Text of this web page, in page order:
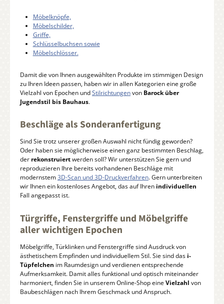
Möbelknöpfe,
Möbelschilder,
Griffe,
Schlüsselbuchsen sowie
Möbelschlösser.
Damit die von Ihnen ausgewählten Produkte im stimmigen Design
zu Ihren Ideen passen, haben wir in allen Kategorien eine große
Vielzahl von Epochen undStilrichtungenvon Barock über
Jugendstil bis Bauhaus.
Beschläge als Sonderanfertigung
Sind Sie trotz unserer großen Auswahl nicht fündig geworden?
Oder haben sie möglicherweise einen ganz bestimmten Beschlag,
der rekonstruiertwerden soll? Wir unterstützen Sie gern und
reproduzieren Ihre bereits vorhandenen Beschläge mit
modernstem3D-Scan und 3D-Druckverfahren. Gern unterbreiten
wir Ihnen ein kostenloses Angebot, das auf Ihren individuellen
Fall angepasst ist.
Türgriffe, Fenstergriffe und Möbelgriffe
aller wichtigen Epochen
Möbelgriffe, Türklinken und Fenstergriffe sind Ausdruck von
ästhetischem Empfinden und individuellem Stil. Sie sind das i-
Tüpfelchen im Raumdesign und verdienen entsprechende
Aufmerksamkeit. Damit alles funktional und optisch miteinander
harmoniert, finden Sie in unserem Online-Shop eine Vielzahl von
Baubeschlägen nach Ihrem Geschmack und Anspruch.